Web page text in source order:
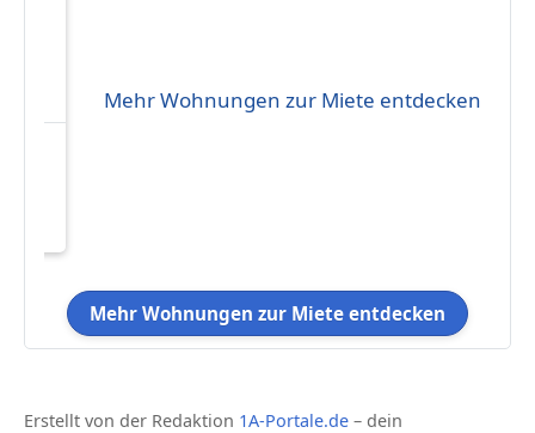
Mehr Wohnungen zur Miete entdecken
Mehr Wohnungen zur Miete entdecken
Erstellt von der Redaktion 1A-Portale.de – dein